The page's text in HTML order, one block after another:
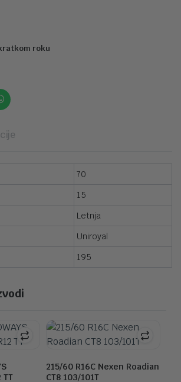
roku
70
15
Letnja
Uniroyal
195
TT
215/60 R16C Nexen Roadian
CT8 103/101T